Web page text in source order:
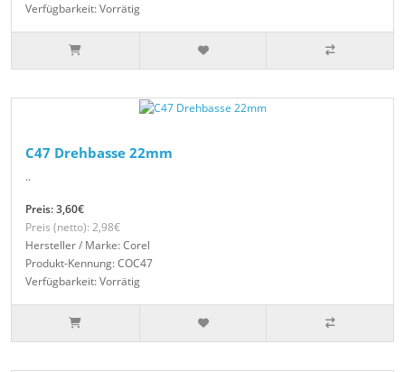
Verfügbarkeit: Vorrätig
C47 Drehbasse 22mm
..
Preis: 3,60€
Preis (netto): 2,98€
Hersteller / Marke: Corel
Produkt-Kennung: COC47
Verfügbarkeit: Vorrätig